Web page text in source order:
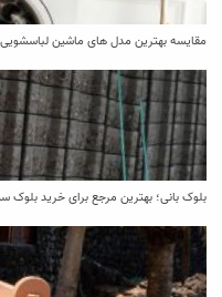
مقایسه بهترین مدل ‌های ماشین لباسشویی
بلوک بانی؛ بهترین مرجع برای خرید بلوک